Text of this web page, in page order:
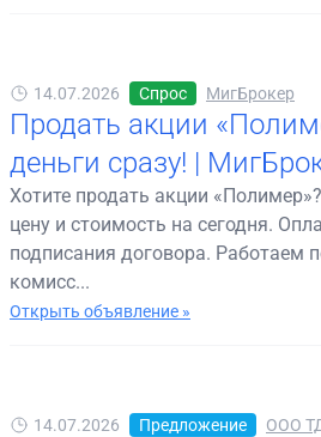
14.07.2026 Спрос МигБрокер
Продать акции
деньги сразу! |
Хотите продать акции
цену и стоимость на сегодня.
подписания договора. Работаем
комисс...
Открыть объявление »
14.07.2026 Предложение ООО